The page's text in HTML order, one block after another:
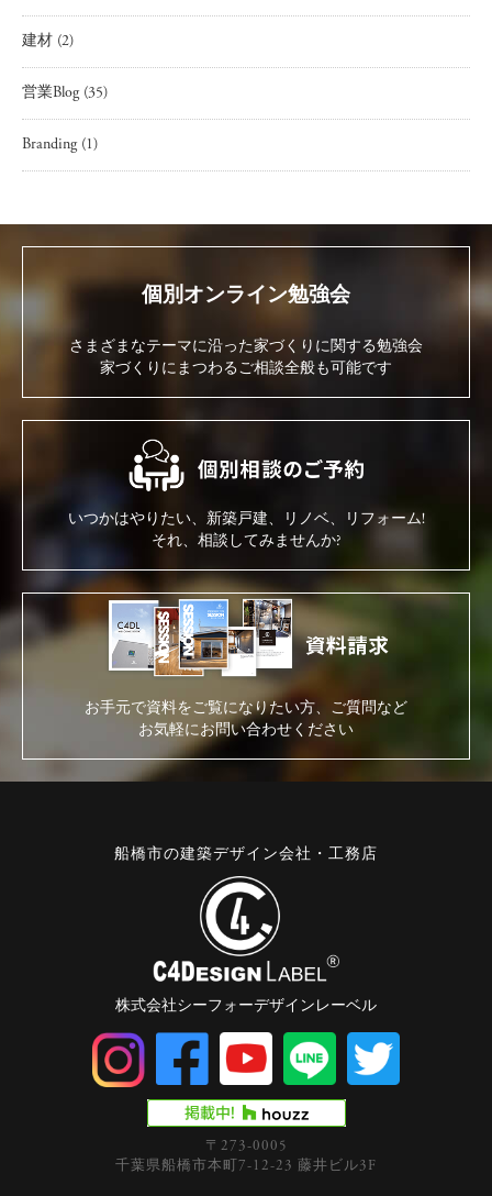
建材 (2)
営業Blog(35)
Branding(1)
個別オンライン勉強会
さまざまなテーマに沿った家づくりに関する勉強会
家づくりにまつわるご相談全般も可能です
いつかはやりたい、新築戸建、リノベ、リフォーム!
それ、相談してみませんか?
お手元で資料をご覧になりたい方、ご質問など
お気軽にお問い合わせください
船橋市の建築デザイン会社・工務店
株式会社シーフォーデザインレーベル
〒273-0005
千葉県船橋市本町7-12-23 藤井ビル3F